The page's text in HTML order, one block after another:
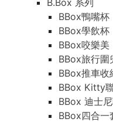
B.Box 系列
BBox鴨嘴杯
BBox學飲杯
BBox咬樂美
BBox旅行圍
BBox推車收
BBox Kitty
BBox 迪士
BBox四合一